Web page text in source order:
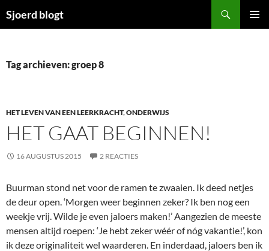
naar
Sjoerd blogt
Tag archieven: groep 8
HET LEVEN VAN EEN LEERKRACHT,ONDERWIJS
HET GAAT BEGINNEN!
16 AUGUSTUS 2015 2 REACTIES
Buurman stond net voor de ramen te zwaaien. Ik deed netjes
de deur open. ‘Morgen weer beginnen zeker? Ik ben nog een
weekje vrij. Wilde je even jaloers maken!’ Aangezien de meeste
mensen altijd roepen: ‘Je hebt zeker wéér of nóg vakantie!’, kon
ik deze originaliteit wel waarderen. En inderdaad, jaloers ben ik